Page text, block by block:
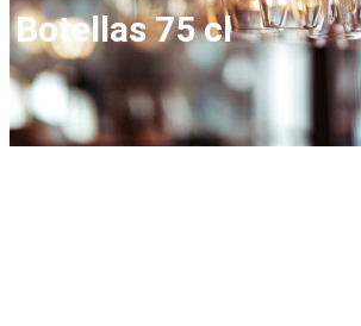
Botellas 75 cl